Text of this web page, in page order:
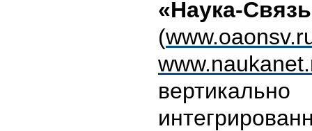
«Наука-
(
вертикально